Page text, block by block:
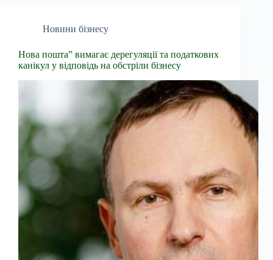
Новини бізнесу
Нова пошта” вимагає дерегуляції та податкових
канікул у відповідь на обстріли бізнесу